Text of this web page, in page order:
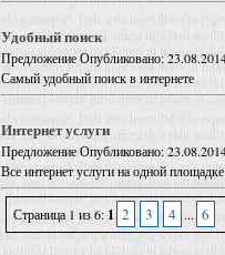
Удобный поиск
ПредложениеОпубликовано:
Самый удобный поиск в интернете
Интернет услуги
ПредложениеОпубликовано:
Все интернет услуги на одной площадке
Страница 1 из 6: 1 2 3 4 ... 6